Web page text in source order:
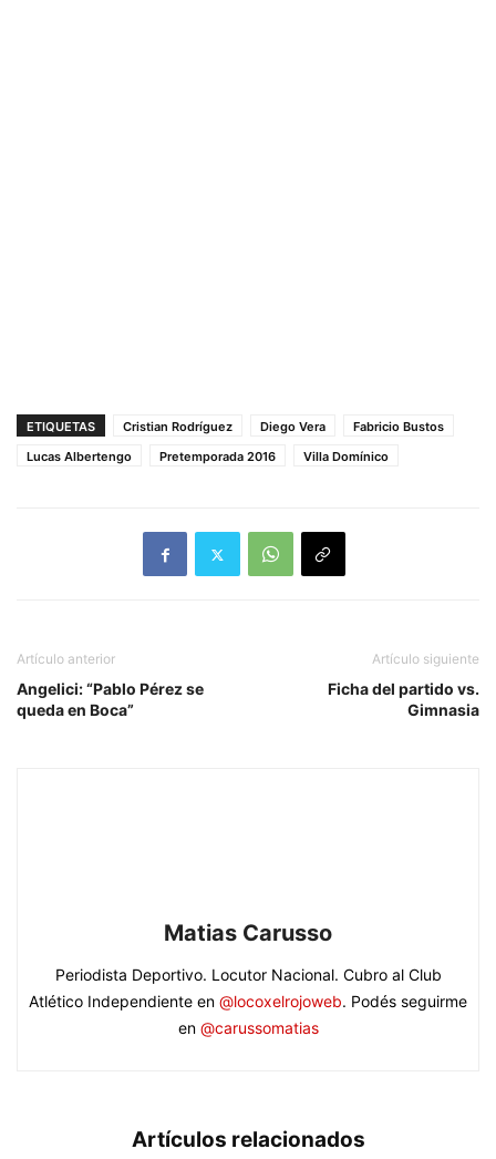
ETIQUETAS Cristian Rodríguez Diego Vera
Fabricio Bustos
Lucas Albertengo
Pretemporada 2016 Villa Domínico
Artículo anterior
Angelici: “Pablo Pérez se
queda en Boca”
Artículo siguiente
Ficha del partido vs.
Gimnasia
Matias Carusso
Periodista Deportivo. Locutor Nacional. Cubro al Club
Atlético Independiente en @locoxelrojoweb. Podés seguirme
en @carussomatias
Artículos relacionados